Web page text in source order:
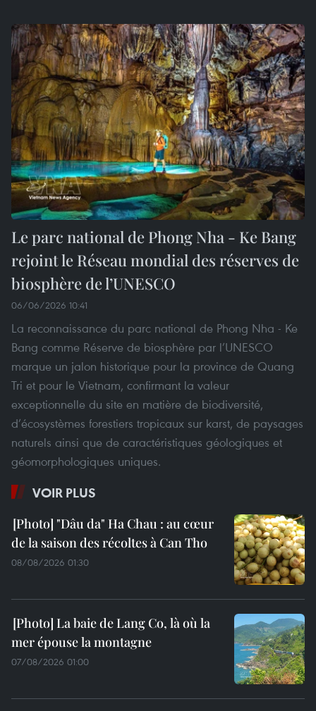
Le parc national de Phong Nha - Ke Bang
rejoint le Réseau mondial des réserves de
biosphère de l’UNESCO
06/06/2026 10:41
La reconnaissance du parc national de Phong Nha - Ke
Bang comme Réserve de biosphère par l’UNESCO
marque un jalon historique pour la province de Quang
Tri et pour le Vietnam, confirmant la valeur
exceptionnelle du site en matière de biodiversité,
d’écosystèmes forestiers tropicaux sur karst, de paysages
naturels ainsi que de caractéristiques géologiques et
géomorphologiques uniques.
VOIR PLUS
"Dâu da" Ha Chau : au cœur
de la saison des récoltes à Can Tho
08/08/2026 01:30
La baie de Lang Co, là où la
mer épouse la montagne
07/08/2026 01:00